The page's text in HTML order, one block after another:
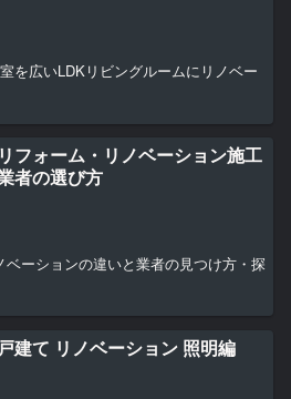
を広いLDKリビングルームにリノベー
リフォーム・リノベーション施工
者の選び方
ーションの違いと業者の見つけ方・探
戸建て リノベーション 照明編